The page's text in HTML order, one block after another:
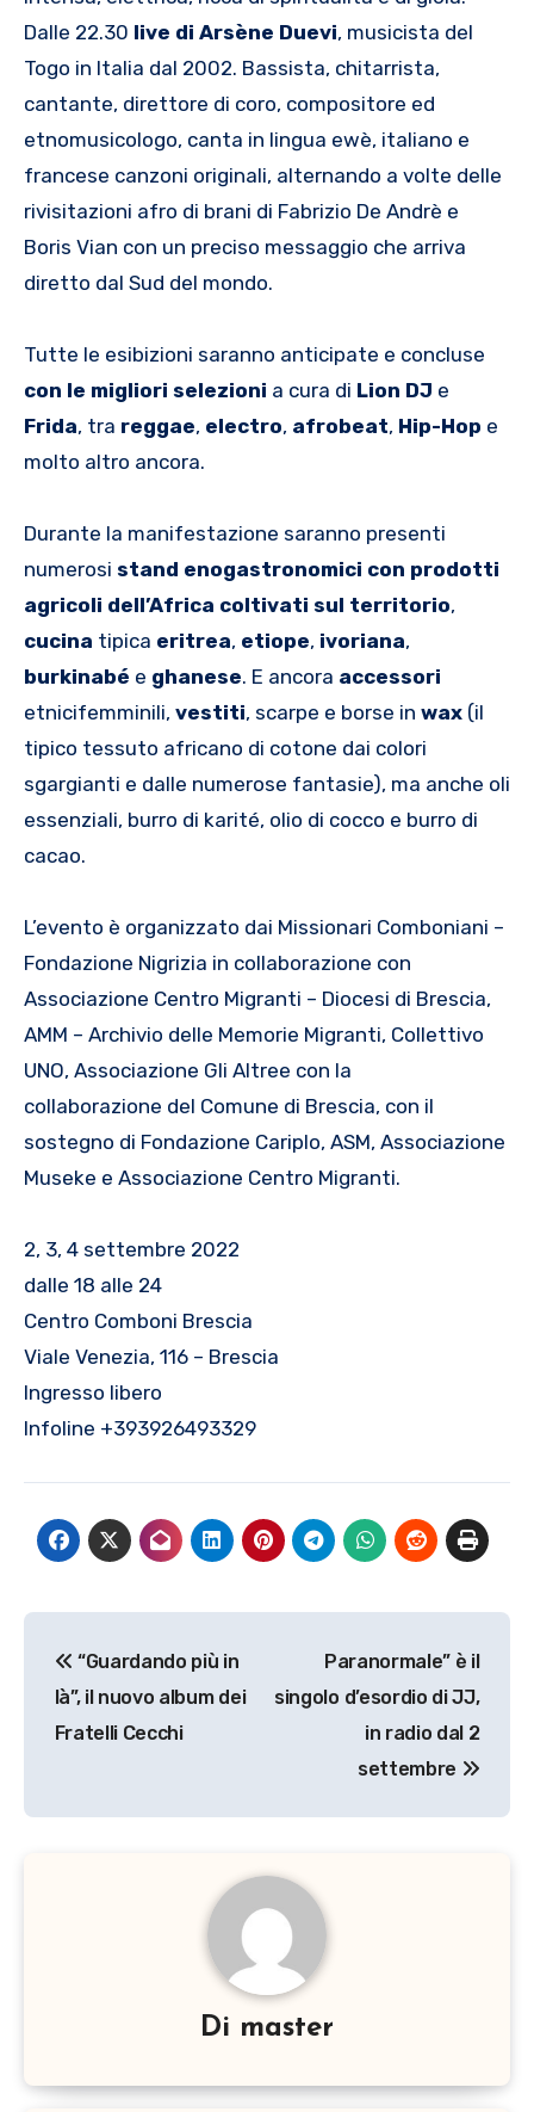
Dalle 22.30 live di Arsène Duevi, musicista del
Togo in Italia dal 2002. Bassista, chitarrista,
cantante, direttore di coro, compositore ed
etnomusicologo, canta in lingua ewè, italiano e
francese canzoni originali, alternando a volte delle
rivisitazioni afro di brani di Fabrizio De Andrè e
Boris Vian con un preciso messaggio che arriva
diretto dal Sud del mondo.
Tutte le esibizioni saranno anticipate e concluse
con le migliori selezioni a cura di Lion DJ e
Frida, tra reggae, electro, afrobeat, Hip-Hop e
molto altro ancora.
Durante la manifestazione saranno presenti
numerosi stand enogastronomici con prodotti
agricoli dell’Africa coltivati sul territorio,
cucina tipica eritrea, etiope, ivoriana,
burkinabé e ghanese. E ancora accessori
etnicifemminili, vestiti, scarpe e borse in wax (il
tipico tessuto africano di cotone dai colori
sgargianti e dalle numerose fantasie), ma anche oli
essenziali, burro di karité, olio di cocco e burro di
cacao.
L’evento è organizzato dai Missionari Comboniani –
Fondazione Nigrizia in collaborazione con
Associazione Centro Migranti – Diocesi di Brescia,
AMM – Archivio delle Memorie Migranti, Collettivo
UNO, Associazione Gli Altree con la
collaborazione del Comune di Brescia, con il
sostegno di Fondazione Cariplo, ASM, Associazione
Museke e Associazione Centro Migranti.
2, 3, 4 settembre 2022
dalle 18 alle 24
Centro Comboni Brescia
Viale Venezia, 116 – Brescia
Ingresso libero
Infoline +393926493329
articoli
“Guardando più in
là”, il nuovo album dei
Fratelli Cecchi
Paranormale” è il
singolo d’esordio di JJ,
in radio dal 2
settembre
Di master